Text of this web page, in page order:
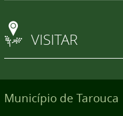
VISITAR
Município de Tarouca